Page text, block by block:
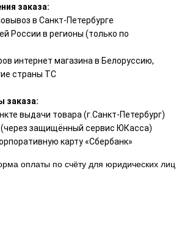
заказа:
в Санкт-Петербурге
России в регионы (только по
интернет магазина в Белоруссию,
страны ТС
заказа:
выдачи товара (г.Санкт-Петербург)
(через защищённый сервис ЮКасса)
карту «Сбербанк»
оплаты по счёту для юридических лиц